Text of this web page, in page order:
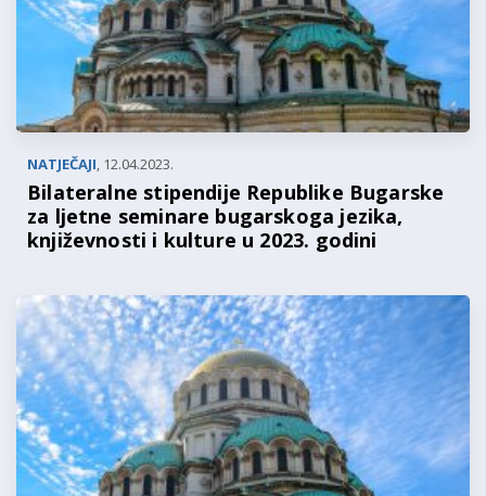
NATJEČAJI, 12.04.2023.
Bilateralne stipendije Republike Bugarske
za ljetne seminare bugarskoga jezika,
književnosti i kulture u 2023. godini